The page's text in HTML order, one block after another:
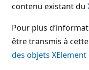
contenu existant du
Pour plus
être transmis à
des objets